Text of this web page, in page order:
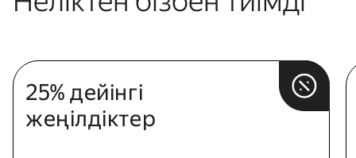
25% дейінгі
жеңілдіктер